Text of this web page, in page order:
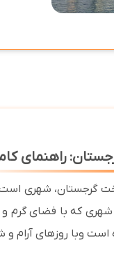
راهنمای
که با فضای گرم و
است وبا روزهای